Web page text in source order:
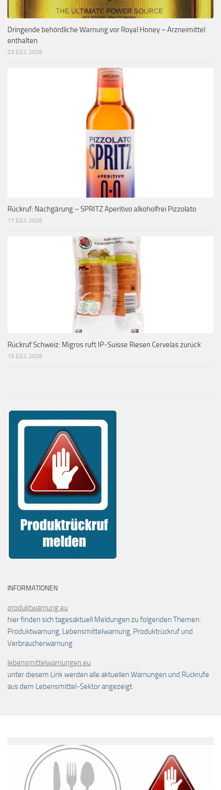
Dringende behördliche Warnung vor Royal Honey – Arzneimittel
enthalten
23 JULI, 2026
Rückruf: Nachgärung – SPRITZ Aperitivo alkoholfrei Pizzolato
17 JULI, 2026
Rückruf Schweiz: Migros ruft IP-Suisse Riesen Cervelas zurück
15 JULI, 2026
INFORMATIONEN
produktwarnung.eu
hier finden sich tagesaktuell Meldungen zu folgenden Themen:
Produktwarnung, Lebensmittelwarnung, Produktrückruf und
Verbraucherwarnung
lebensmittelwarnungen.eu
unter diesem Link werden alle aktuellen Warnungen und Rückrufe
aus dem Lebensmittel-Sektor angezeigt